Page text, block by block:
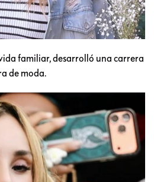
familiar, desarrolló una carrera
de moda.